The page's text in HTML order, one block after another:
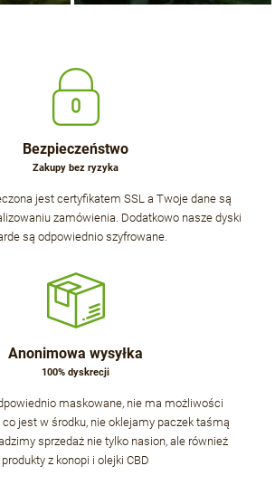
Bezpieczeństwo
Zakupy bez ryzyka
jest certyfikatem SSL a Twoje dane są
zamówienia. Dodatkowo nasze dyski
są odpowiednio szyfrowane.
Anonimowa wysyłka
100% dyskrecji
maskowane, nie ma możliwości
jest w środku, nie oklejamy paczek taśmą
sprzedaż nie tylko nasion, ale również
produkty z konopi i olejki CBD